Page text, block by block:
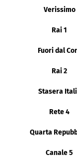
Verissimo
Rai 1
Fuori dal
Rai 2
Stasera
Rete 4
Quarta
Canale 5